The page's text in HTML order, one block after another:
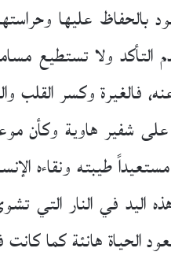
بالحفاظ عليها
التأكد ولا تستطيع
فالغيرة وكسر القلب
شفير هاوية وكأن
طيبته ونقاءه
اليد في النار التي
الحياة هانئة كما كانت